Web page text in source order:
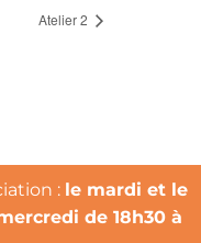
Atelier 2
: le mardi et le
de 18h30 à